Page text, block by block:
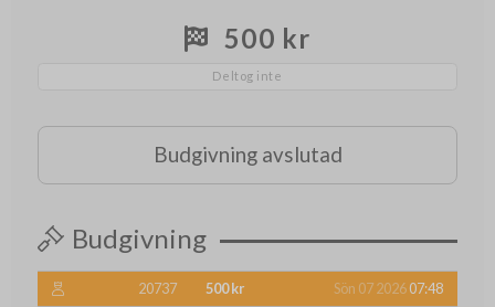
500 kr
Deltog inte
Budgivning avslutad
Budgivning
20737 500 kr Sön 07 202607:48